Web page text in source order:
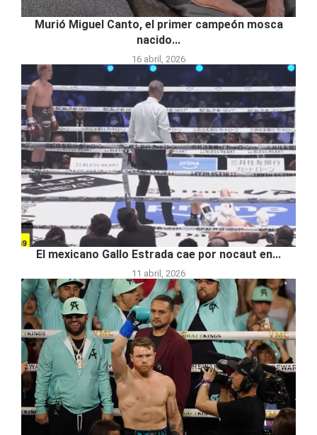
Murió Miguel Canto, el primer campeón mosca
nacido...
16 abril, 2026
El mexicano Gallo Estrada cae por nocaut en...
11 abril, 2026